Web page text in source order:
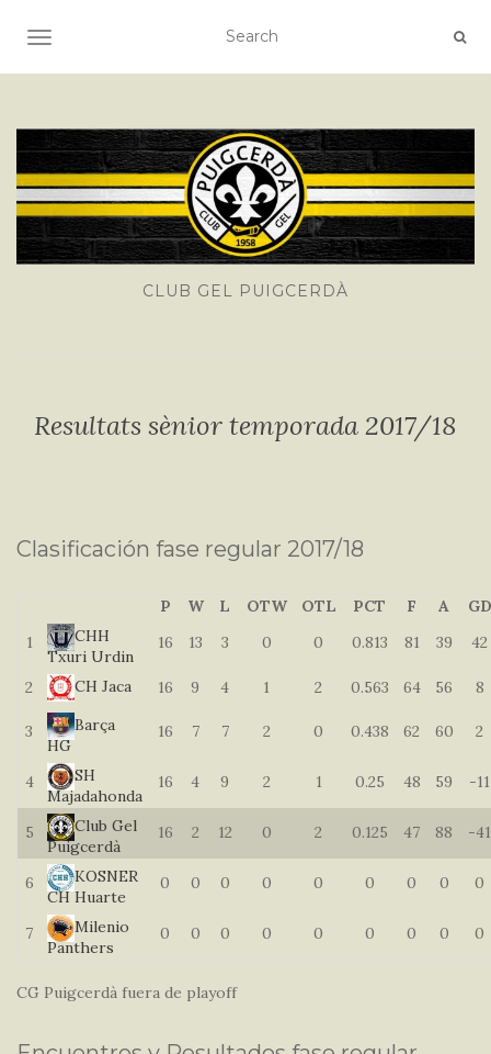
TOGGLE NAVIGATION
CLUB GEL PUIGCERDÀ
Resultats sènior temporada 2017/18
Clasificación fase regular 2017/18
P W L OTW OTL PCT F A
GD
1
CHH
Txuri Urdin
16 13 3 0 0 0.813 81 39 42
2 CH Jaca 16 9 4 1 2 0.563 64 56 8
3
Barça
HG
16 7 7 2 0 0.438 62 60 2
4
SH
Majadahonda
16 4 9 2 1 0.25 48 59 -11
5
Club Gel
Puigcerdà
16 2 12 0 2 0.125 47 88 -41
6
KOSNER
CH Huarte
0 0 0 0 0 0 0 0 0
7
Milenio
Panthers
0 0 0 0 0 0 0 0 0
CG Puigcerdà fuera de playoff